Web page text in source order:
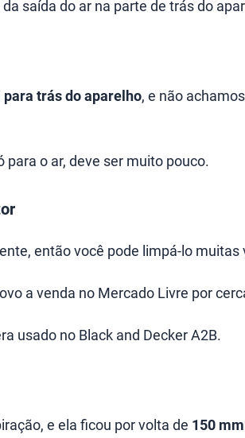
saída do ar na parte de trás do
trás do aparelho, e não
para o ar, deve ser muito pouco.
então você pode limpá-lo
a venda no Mercado Livre por
usado no Black and Decker A2B.
e ela ficou por volta de 150